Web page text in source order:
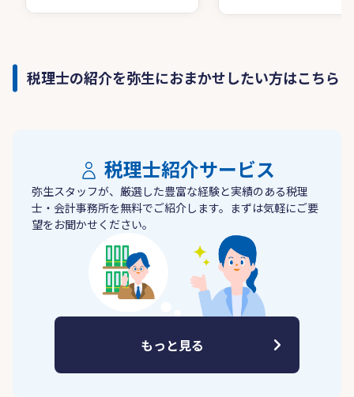
税理士の紹介を弥生におまかせしたい方はこちら
税理士紹介サービス
弥生スタッフが、厳選した豊富な経験と実績のある税理
士・会計事務所を無料でご紹介します。まずは気軽にご要
望をお聞かせください。
もっと見る